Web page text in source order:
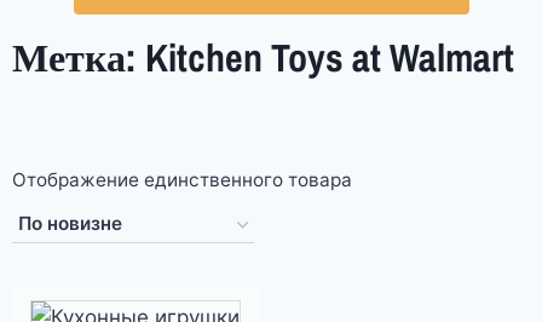
Метка: Kitchen Toys at Walmart
Отображение единственного товара